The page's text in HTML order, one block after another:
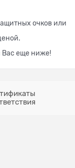
очков или
Вас еще ниже!